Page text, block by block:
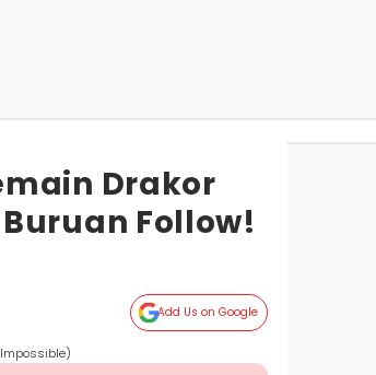
Drakor
Follow!
Add Us on Google